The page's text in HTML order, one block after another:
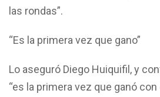
las rondas”.
“Es la primera vez que gano”
Lo aseguró Diego Huiquifil, y
“es la primera vez que ganó